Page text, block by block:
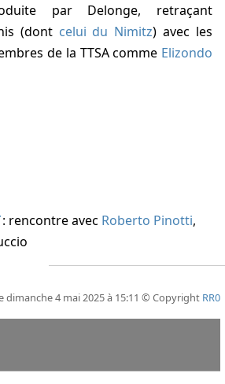
par Delonge, retraçant
(dont celui du Nimitz) avec les
de la TTSA comme Elizondo
: rencontre avec Roberto Pinotti,
dimanche 4 mai 2025 à 15:11 © Copyright RR0